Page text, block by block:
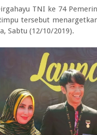
TNI ke 74
tersebut
Sabtu (12/10/2019).